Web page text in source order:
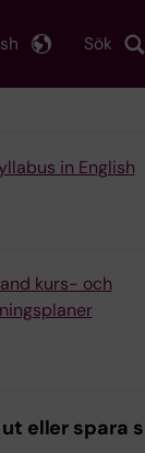
Sök
in English
kurs- och
ut eller spara